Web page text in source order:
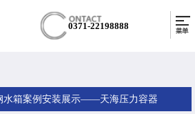
0371-22198888
水箱案例安装展示——天海压力容器